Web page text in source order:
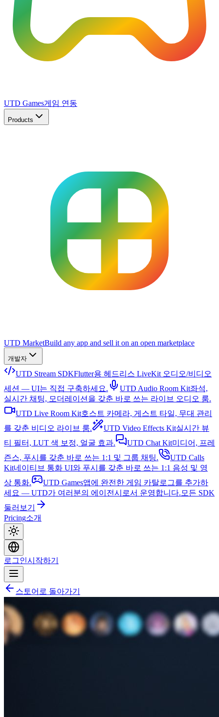
UTD Games게임 연동
Products
UTD MarketBuild any app and sell it on an open marketplace
개발자
UTD Stream SDKFlutter용 헤드리스 LiveKit 오디오/비디오
세션 — UI는 직접 구축하세요.
UTD Audio Room Kit좌석,
실시간 채팅, 모더레이션을 갖춘 바로 쓰는 라이브 오디오 룸.
UTD Live Room Kit호스트 카메라, 게스트 타일, 무대 관리
를 갖춘 비디오 라이브 룸.
UTD Video Effects Kit실시간 뷰
티 필터, LUT 색 보정, 얼굴 효과.
UTD Chat Kit미디어, 프레
즌스, 푸시를 갖춘 바로 쓰는 1:1 및 그룹 채팅.
UTD Calls
Kit네이티브 통화 UI와 푸시를 갖춘 바로 쓰는 1:1 음성 및 영
상 통화.
UTD Games앱에 완전한 게임 카탈로그를 추가하
세요 — UTD가 여러분의 에이전시로서 운영합니다. 모든 SDK
둘러보기
Pricing소개
로그인시작하기
스토어로 돌아가기